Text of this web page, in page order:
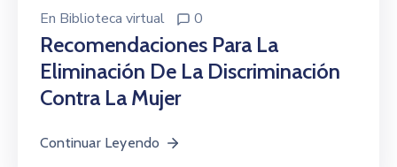
En Biblioteca virtual 0
Recomendaciones Para La
Eliminación De La Discriminación
Contra La Mujer
Continuar Leyendo